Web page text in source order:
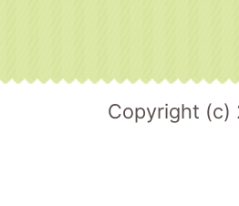
Copyright (c)